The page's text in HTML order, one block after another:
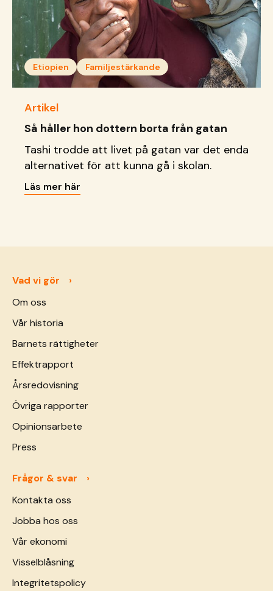
Etiopien Familjestärkande
Artikel
Så håller hon dottern borta från gatan
Tashi trodde att livet på gatan var det enda
alternativet för att kunna gå i skolan.
Läs mer här
Vad vi gör
Om oss
Vår historia
Barnets rättigheter
Effektrapport
Årsredovisning
Övriga rapporter
Opinionsarbete
Press
Frågor & svar
Kontakta oss
Jobba hos oss
Vår ekonomi
Visselblåsning
Integritetspolicy